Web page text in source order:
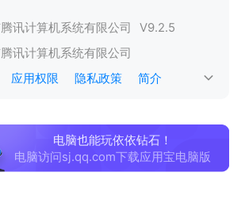
讯计算机系统有限公司 V9.2.5
讯计算机系统有限公司
应用权限 隐私政策 简介
电脑也能玩依依钻石！
电脑访问sj.qq.com下载应用宝电脑版